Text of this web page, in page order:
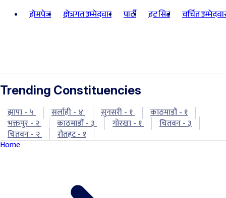
होमपेज क्षेत्रगत उम्मेदवार पार्टी हट सिट चर्चित
Trending Constituencies
झापा - ५ सर्लाही - ४ सुनसरी - १
काठमाडौं - १
भक्तपुर - २
काठमाडौं - ३ गोरखा - १
चितवन - ३
चितवन - २
रौतहट - १
Home